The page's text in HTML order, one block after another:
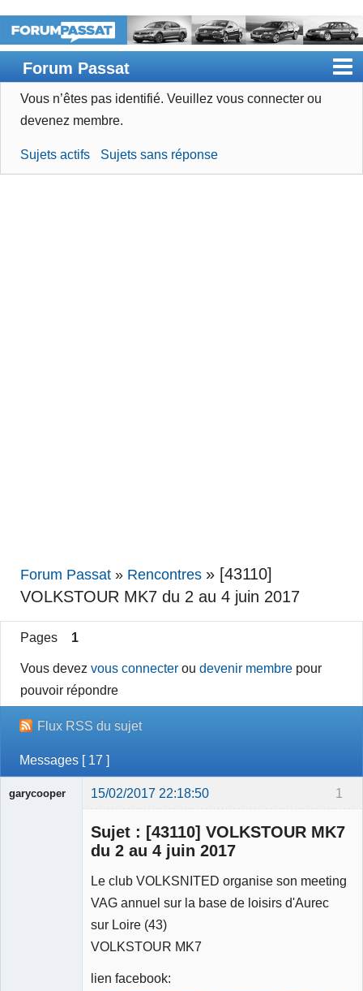
Forum Passat
Accueil
Devenir membre
Vous n’êtes pas identifié. Veuillez vous connecter ou
devenez membre.
Sujets actifs Sujets sans réponse
Forum Passat » Rencontres » [43110]
VOLKSTOUR MK7 du 2 au 4 juin 2017
Pages 1
Vous devezvous connecter oudevenir membre pour
pouvoir répondre
Flux RSS du sujet
Messages [ 17 ]
1
garycooper 15/02/2017 22:18:50
Sujet : [43110] VOLKSTOUR MK7
du 2 au 4 juin 2017
Le club VOLKSNITED organise son meeting
VAG annuel sur la base de loisirs d'Aurec
sur Loire (43)
VOLKSTOUR MK7
lien facebook: